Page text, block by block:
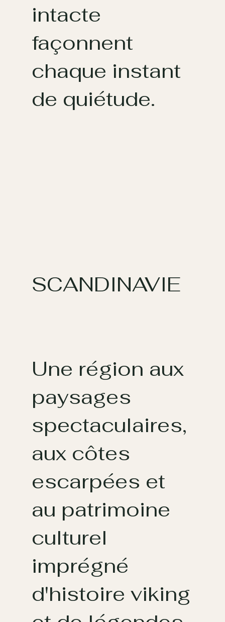
intacte
façonnent
chaque instant
de quiétude.
SCANDINAVIE
Une région aux
paysages
spectaculaires,
aux côtes
escarpées et
au patrimoine
culturel
imprégné
d'histoire viking